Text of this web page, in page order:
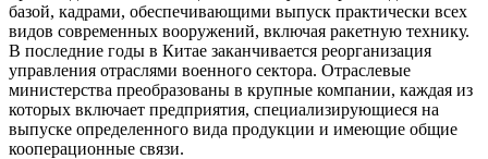
базой, кадрами, обеспечивающими выпуск практически всех
видов современных вооружений, включая ракетную технику.
В последние годы в Китае заканчивается реорганизация
управления отраслями военного сектора. Отраслевые
министерства преобразованы в крупные компании, каждая из
которых включает предприятия, специализирующиеся на
выпуске определенного вида продукции и имеющие общие
кооперационные связи.